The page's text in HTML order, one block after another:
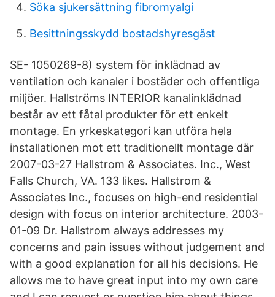
Söka sjukersättning fibromyalgi
Besittningsskydd bostadshyresgäst
SE- 1050269-8) system för inklädnad av
ventilation och kanaler i bostäder och offentliga
miljöer. Hallströms INTERIOR kanalinklädnad
består av ett fåtal produkter för ett enkelt
montage. En yrkeskategori kan utföra hela
installationen mot ett traditionellt montage där
2007-03-27 Hallstrom & Associates. Inc., West
Falls Church, VA. 133 likes. Hallstrom &
Associates Inc., focuses on high-end residential
design with focus on interior architecture. 2003-
01-09 Dr. Hallstrom always addresses my
concerns and pain issues without judgement and
with a good explanation for all his decisions. He
allows me to have great input into my own care